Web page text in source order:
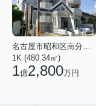
名古屋市昭和区南分町３丁目
1K (480.34㎡)
1億2,800万円